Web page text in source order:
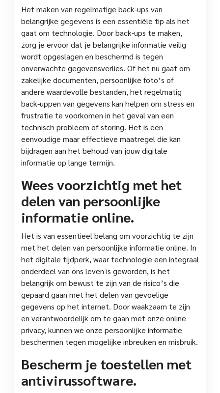
Het maken van regelmatige back-ups van
belangrijke gegevens is een essentiële tip als het
gaat om technologie. Door back-ups te maken,
zorg je ervoor dat je belangrijke informatie veilig
wordt opgeslagen en beschermd is tegen
onverwachte gegevensverlies. Of het nu gaat om
zakelijke documenten, persoonlijke foto’s of
andere waardevolle bestanden, het regelmatig
back-uppen van gegevens kan helpen om stress en
frustratie te voorkomen in het geval van een
technisch probleem of storing. Het is een
eenvoudige maar effectieve maatregel die kan
bijdragen aan het behoud van jouw digitale
informatie op lange termijn.
Wees voorzichtig met het
delen van persoonlijke
informatie online.
Het is van essentieel belang om voorzichtig te zijn
met het delen van persoonlijke informatie online. In
het digitale tijdperk, waar technologie een integraal
onderdeel van ons leven is geworden, is het
belangrijk om bewust te zijn van de risico’s die
gepaard gaan met het delen van gevoelige
gegevens op het internet. Door waakzaam te zijn
en verantwoordelijk om te gaan met onze online
privacy, kunnen we onze persoonlijke informatie
beschermen tegen mogelijke inbreuken en misbruik.
Bescherm je toestellen met
antivirussoftware.